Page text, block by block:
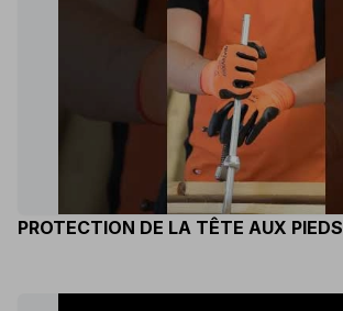
PROTECTION DE LA TÊTE AUX PIEDS